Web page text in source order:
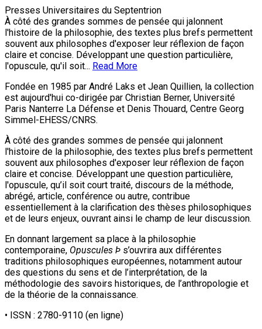
Presses Universitaires du Septentrion
À côté des grandes sommes de pensée qui jalonnent
l'histoire de la philosophie, des textes plus brefs permettent
souvent aux philosophes d'exposer leur réflexion de façon
claire et concise. Développant une question particulière,
l'opuscule, qu'il soit... Read More
Fondée en 1985 par André Laks et Jean Quillien, la collection
est aujourd'hui co-dirigée par Christian Berner, Université
Paris Nanterre La Défense et Denis Thouard, Centre Georg
Simmel-EHESS/CNRS.
À côté des grandes sommes de pensée qui jalonnent
l'histoire de la philosophie, des textes plus brefs permettent
souvent aux philosophes d'exposer leur réflexion de façon
claire et concise. Développant une question particulière,
l'opuscule, qu’il soit court traité, discours de la méthode,
abrégé, article, conférence ou autre, contribue
essentiellement à la clarification des thèses philosophiques
et de leurs enjeux, ouvrant ainsi le champ de leur discussion.
En donnant largement sa place à la philosophie
contemporaine, Opuscules Þ s’ouvrira aux différentes
traditions philosophiques européennes, notamment autour
des questions du sens et de l’interprétation, de la
méthodologie des savoirs historiques, de l’anthropologie et
de la théorie de la connaissance.
• ISSN : 2780-9110 (en ligne)